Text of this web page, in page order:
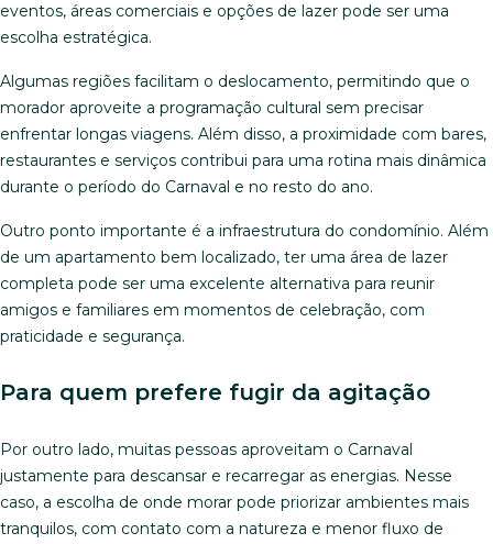
eventos, áreas comerciais e opções de lazer pode ser uma
escolha estratégica.
Algumas regiões facilitam o deslocamento, permitindo que o
morador aproveite a programação cultural sem precisar
enfrentar longas viagens. Além disso, a proximidade com bares,
restaurantes e serviços contribui para uma rotina mais dinâmica
durante o período do Carnaval e no resto do ano.
Outro ponto importante é a infraestrutura do condomínio. Além
de um apartamento bem localizado, ter uma área de lazer
completa pode ser uma excelente alternativa para reunir
amigos e familiares em momentos de celebração, com
praticidade e segurança.
Para quem prefere fugir da agitação
Por outro lado, muitas pessoas aproveitam o Carnaval
justamente para descansar e recarregar as energias. Nesse
caso, a escolha de onde morar pode priorizar ambientes mais
tranquilos, com contato com a natureza e menor fluxo de